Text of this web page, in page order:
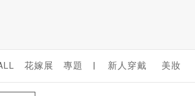
花嫁展 專題 | 新人穿戴 美妝